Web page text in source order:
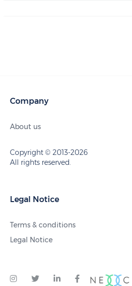
Company
About us
Copyright © 2013-2026
All rights reserved.
Legal Notice
Terms & conditions
Legal Notice